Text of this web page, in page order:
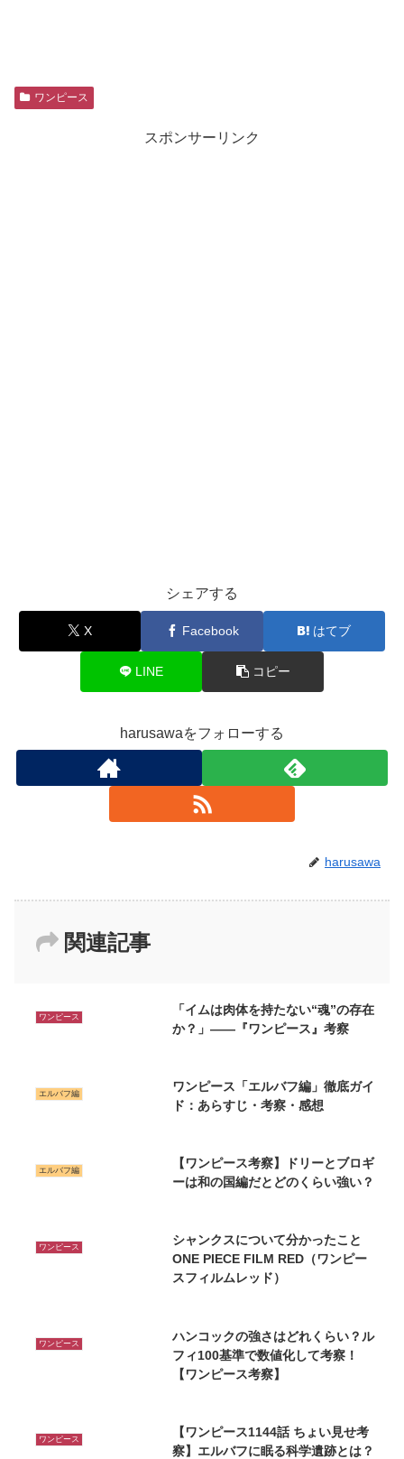
ワンピース
スポンサーリンク
シェアする
X Facebook はてブ
LINE コピー
harusawaをフォローする
harusawa
関連記事
ワンピース
「イムは肉体を持たない“魂”の存在
か？」――『ワンピース』考察
エルバフ編
ワンピース「エルバフ編」徹底ガイ
ド：あらすじ・考察・感想
エルバフ編
【ワンピース考察】ドリーとブロギ
ーは和の国編だとどのくらい強い？
ワンピース
シャンクスについて分かったこと
ONE PIECE FILM RED（ワンピー
スフィルムレッド）
ワンピース
ハンコックの強さはどれくらい？ル
フィ100基準で数値化して考察！
【ワンピース考察】
ワンピース
【ワンピース1144話 ちょい見せ考
察】エルバフに眠る科学遺跡とは？